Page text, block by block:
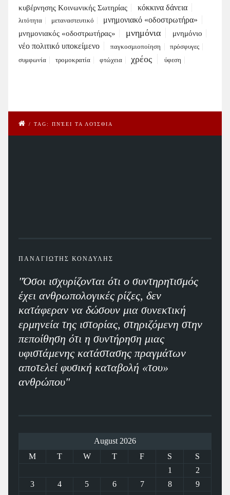
κυβέρνησης Κοινωνικής Σωτηρίας κόκκινα δάνεια
λιτότητα μεταναστευτικό μνημονιακό «οδοστρωτήρα»
μνημονιακός «οδοστρωτήρας» μνημόνια μνημόνιο
νέο πολιτικό υποκείμενο παγκοσμιοποίηση
πρόσφυγες
συμφωνία
τρομοκρατία φτώχεια χρέος ύφεση
/ TAG: ΠΝΈΕΙ ΤΑ ΛΟΊΣΘΙΑ
ΠΑΝΑΓΙΩΤΗΣ ΚΟΝΔΥΛΗΣ
"Όσοι ισχυρίζονται ότι ο συντηρητισμός
έχει ανθρωπολογικές ρίζες, δεν
κατάφεραν να δώσουν μια συνεκτική
ερμηνεία της ιστορίας, στηριζόμενη στην
πεποίθηση ότι η συντήρηση μιας
υφιστάμενης κατάστασης πραγμάτων
αποτελεί φυσική καταβολή «του»
ανθρώπου"
August 2026
M
T W T F S
S
1
2
3
4 5 6 7 8
9